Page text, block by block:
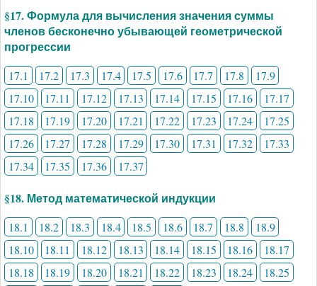
§17. Формула для вычисления значения суммы
членов бесконечно убывающей геометрической
прогрессии
17.1 17.2 17.3 17.4 17.5 17.6 17.7 17.8
17.9
17.10
17.11 17.12 17.13 17.14 17.15 17.16
17.17
17.18
17.19 17.20 17.21 17.22 17.23 17.24
17.25
17.26
17.27 17.28 17.29 17.30 17.31 17.32
17.33
17.34
17.35 17.36 17.37
§18. Метод математической индукции
18.1 18.2 18.3 18.4 18.5 18.6 18.7 18.8
18.9
18.10
18.11 18.12 18.13 18.14 18.15 18.16
18.17
18.18
18.19 18.20 18.21 18.22 18.23 18.24
18.25